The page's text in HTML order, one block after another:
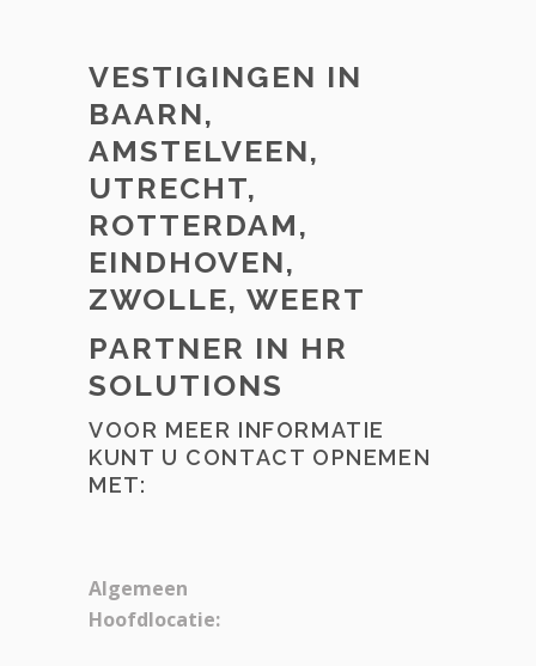
VESTIGINGEN IN
BAARN,
AMSTELVEEN,
UTRECHT,
ROTTERDAM,
EINDHOVEN,
ZWOLLE, WEERT
PARTNER IN HR
SOLUTIONS
VOOR MEER INFORMATIE
KUNT U CONTACT OPNEMEN
MET:
Algemeen
Hoofdlocatie: